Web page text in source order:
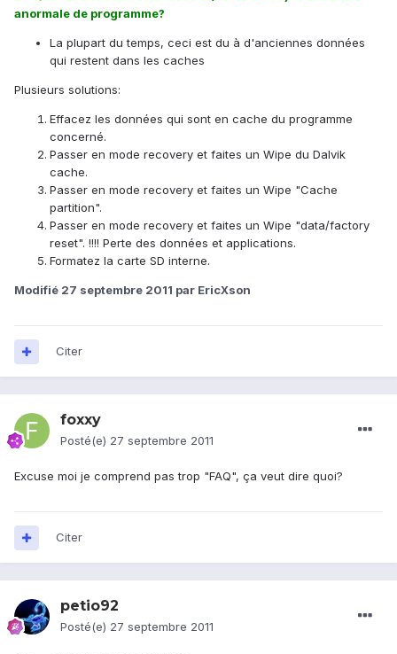
anormale de programme?
La plupart du temps, ceci est du à d'anciennes données
qui restent dans les caches
Plusieurs solutions:
Effacez les données qui sont en cache du programme
concerné.
Passer en mode recovery et faites un Wipe du Dalvik
cache.
Passer en mode recovery et faites un Wipe "Cache
partition".
Passer en mode recovery et faites un Wipe "data/factory
reset". !!!! Perte des données et applications.
Formatez la carte SD interne.
Modifié 27 septembre 2011 par EricXson
Citer
foxxy
Posté(e) 27 septembre 2011
Excuse moi je comprend pas trop "FAQ", ça veut dire quoi?
Citer
petio92
Posté(e) 27 septembre 2011